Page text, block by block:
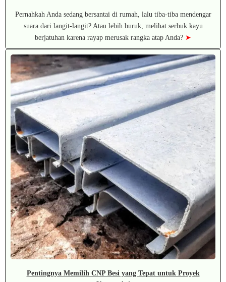
Pernahkah Anda sedang bersantai di rumah, lalu tiba-tiba mendengar
suara dari langit-langit? Atau lebih buruk, melihat serbuk kayu
berjatuhan karena rayap merusak rangka atap Anda? ➤
Pentingnya Memilih CNP Besi yang Tepat untuk Proyek